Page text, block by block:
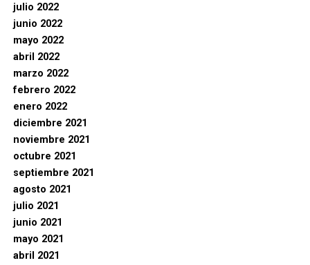
julio 2022
junio 2022
mayo 2022
abril 2022
marzo 2022
febrero 2022
enero 2022
diciembre 2021
noviembre 2021
octubre 2021
septiembre 2021
agosto 2021
julio 2021
junio 2021
mayo 2021
abril 2021